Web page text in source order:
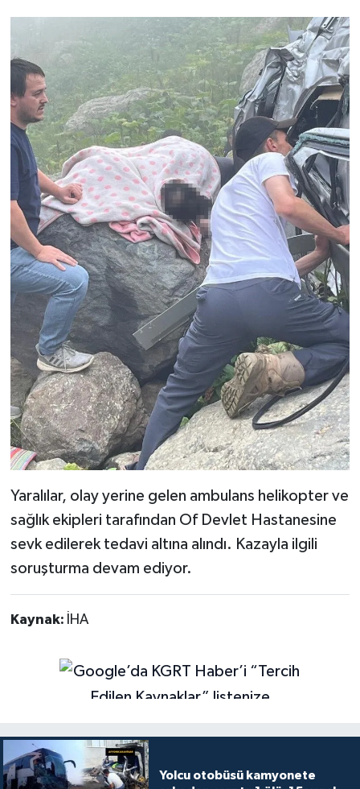
Yaralılar, olay yerine gelen ambulans helikopter ve
sağlık ekipleri tarafından Of Devlet Hastanesine
sevk edilerek tedavi altına alındı. Kazayla ilgili
soruşturma devam ediyor.
Kaynak: İHA
Yolcu otobüsü kamyonete